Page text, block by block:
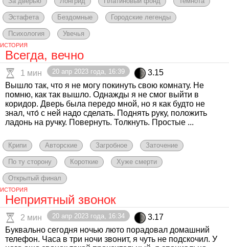
Эстафета Бездомные Городские легенды
Психология Увечья
ИСТОРИЯ
Всегда, вечно
1 мин 20 апр 2023 года, 16:39
3.15
Вышло так, что я не могу покинуть свою комнату. Не
помню, как так вышло. Однажды я не смог выйти в
коридор. Дверь была передо мной, но я как будто не
знал, что́ с ней надо сделать. Поднять руку, положить
ладонь на ручку. Повернуть. Толкнуть. Простые ...
Крипи Авторские Загробное Заточение
По ту сторону Короткие Хуже смерти
Открытый финал
ИСТОРИЯ
Неприятный звонок
2 мин 20 апр 2023 года, 16:34
3.17
Буквально сегодня ночью люто порадовал домашний
телефон. Часа в три ночи звонит, я чуть не подскочил. У